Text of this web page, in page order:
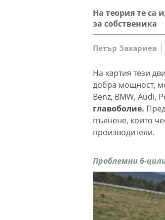
На теория те са
за собственика
Петър Захариев
На хартия тези
добра мощност,
Benz, BMW, Audi,
главоболие.
пълнене, които
производители.
Проблемни 6-